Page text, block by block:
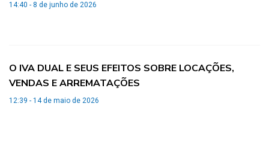
14:40 - 8 de junho de 2026
O IVA DUAL E SEUS EFEITOS SOBRE LOCAÇÕES,
VENDAS E ARREMATAÇÕES
12:39 - 14 de maio de 2026